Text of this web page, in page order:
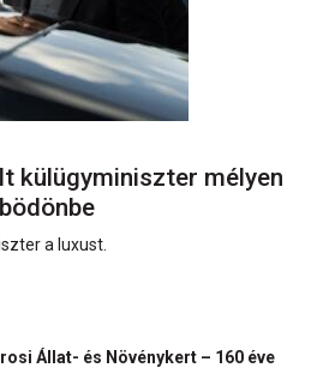
külügyminiszter mélyen
a luxust.
Állat- és Növénykert – 160 éve